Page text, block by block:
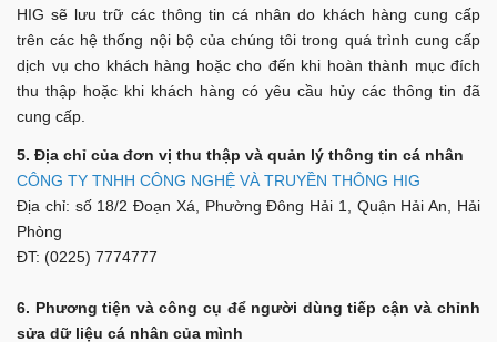
HIG sẽ lưu trữ các thông tin cá nhân do khách hàng cung cấp
trên các hệ thống nội bộ của chúng tôi trong quá trình cung cấp
dịch vụ cho khách hàng hoặc cho đến khi hoàn thành mục đích
thu thập hoặc khi khách hàng có yêu cầu hủy các thông tin đã
cung cấp.
5. Địa chỉ của đơn vị thu thập và quản lý thông tin cá nhân
CÔNG TY TNHH CÔNG NGHỆ VÀ TRUYỀN THÔNG HIG
Địa chỉ: số 18/2 Đoạn Xá, Phường Đông Hải 1, Quận Hải An, Hải
Phòng
ĐT: (0225) 7774777
6. Phương tiện và công cụ để người dùng tiếp cận và chỉnh
sửa dữ liệu cá nhân của mình